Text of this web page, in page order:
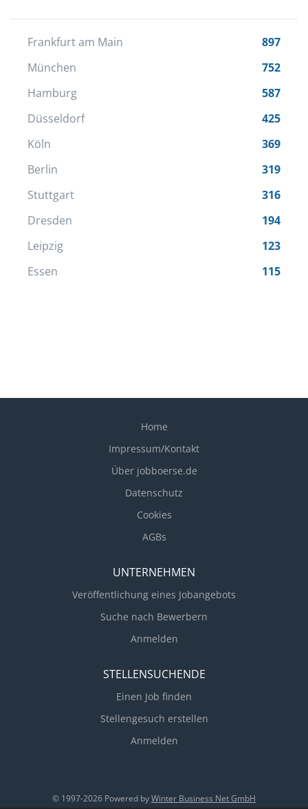
Frankfurt am Main
897
München
752
Hamburg
587
Düsseldorf
425
Köln
369
Berlin
319
Stuttgart
316
Dresden
194
Leipzig
123
Essen
115
Home
Impressum/Kontakt
Über jobboerse.de
Datenschutz
Cookies
AGBs
UNTERNEHMEN
Veröffentlichung eines Jobangebots
Suche nach Bewerbern
Anmelden
STELLENSUCHENDE
Einen Job finden
Stellengesuch erstellen
Anmelden
© 1997-2026 Powered byWinter Business Net GmbH